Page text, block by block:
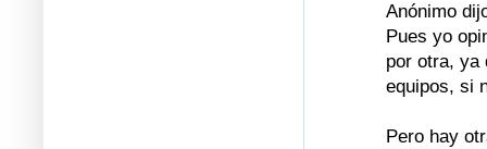
Anónimo
Pues yo
por otra, ya
equipos, si
Pero hay